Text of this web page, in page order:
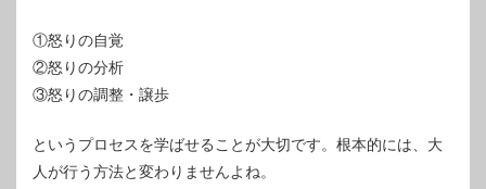
①怒りの自覚
②怒りの分析
③怒りの調整・譲歩
というプロセスを学ばせることが大切です。根本的には、大
人が行う方法と変わりませんよね。